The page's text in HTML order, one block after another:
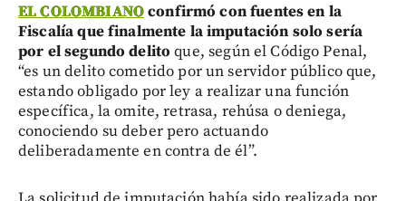
EL COLOMBIANOconfirmó con fuentes en la
Fiscalía que finalmente la imputación solo sería
por el segundo delito que, según el Código Penal,
“es un delito cometido por un servidor público que,
estando obligado por ley a realizar una función
específica, la omite, retrasa, rehúsa o deniega,
conociendo su deber pero actuando
deliberadamente en contra de él”.